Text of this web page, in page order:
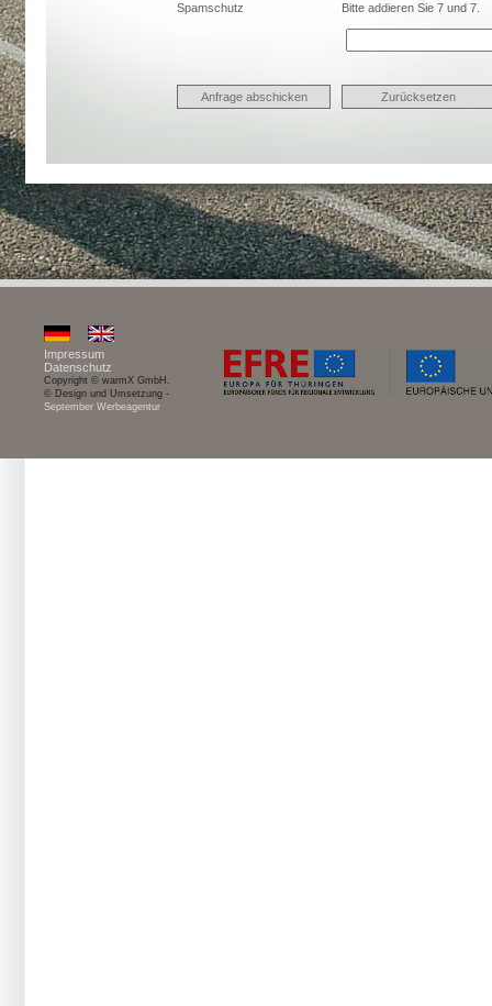
Spamschutz Bitte addieren Sie 7 und 7.
Impressum
Datenschutz
Copyright © warmX GmbH.
© Design und Umsetzung -
September Werbeagentur